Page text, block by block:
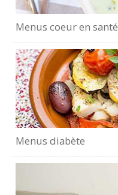
Menus coeur en santé
Menus diabète